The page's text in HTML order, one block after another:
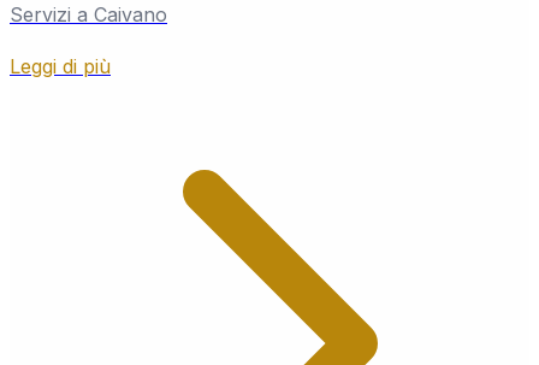
Servizi a Caivano
Leggi di più